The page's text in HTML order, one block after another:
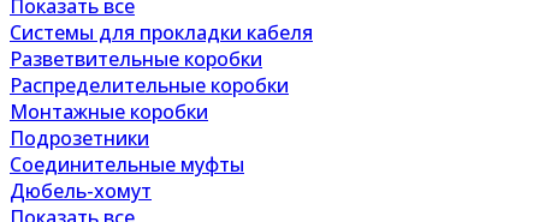
Показать все
Системы для прокладки кабеля
Разветвительные коробки
Распределительные коробки
Монтажные коробки
Подрозетники
Соединительные муфты
Дюбель-хомут